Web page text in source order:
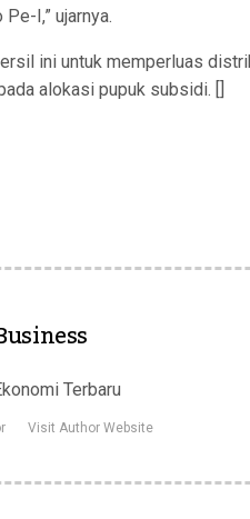
I,” ujarnya.
ini untuk memperluas
alokasi pupuk subsidi. []
Terbaru
Visit Author Website